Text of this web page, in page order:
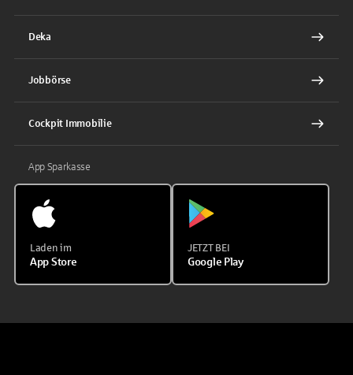
Deka
Jobbörse
Cockpit Immobilie
App Sparkasse
Laden im
App Store
JETZT BEI
Google Play